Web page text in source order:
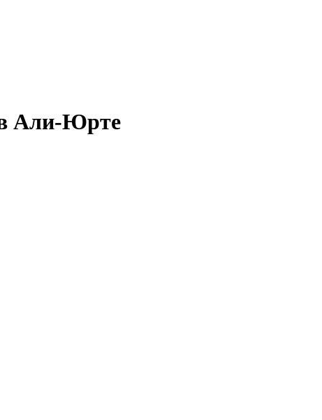
в Али-Юрте